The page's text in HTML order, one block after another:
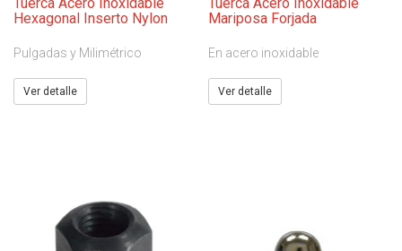
Hexagonal Inserto Nylon
Pulgadas y Milimétrico
Ver detalle
Mariposa Forjada
En acero inoxidable
Ver detalle